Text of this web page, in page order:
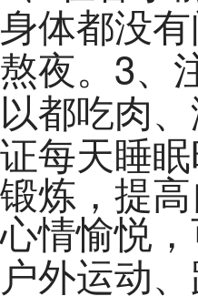
身体都没有
熬夜。 3、
以都吃肉
证每天睡
锻炼，提
心情愉悦
户外运动